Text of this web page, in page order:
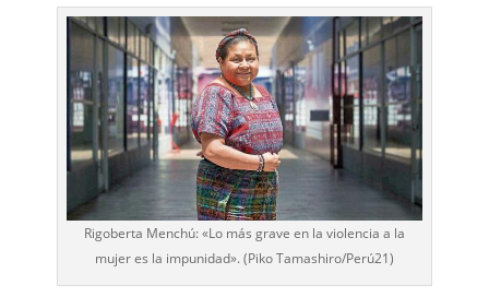
Rigoberta Menchú: «Lo más grave en la violencia a la
mujer es la impunidad». (Piko Tamashiro/Perú21)